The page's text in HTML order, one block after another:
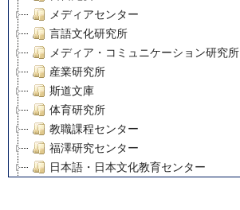
メディアセンター
言語文化研究所
メディア・コミュニケーション研究所
産業研究所
斯道文庫
体育研究所
教職課程センター
福澤研究センター
日本語・日本文化教育センター